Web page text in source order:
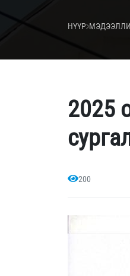
НҮҮР
2025
200